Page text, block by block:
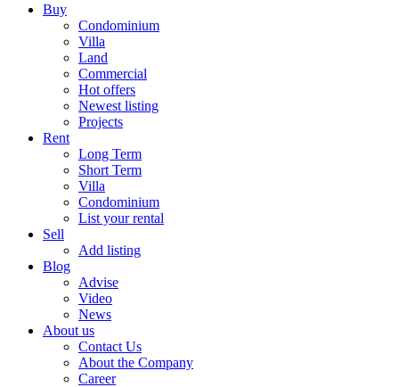
Buy
Condominium
Villa
Land
Commercial
Hot offers
Newest listing
Projects
Rent
Long Term
Short Term
Villa
Condominium
List your rental
Sell
Add listing
Blog
Advise
Video
News
About us
Contact Us
About the Company
Career